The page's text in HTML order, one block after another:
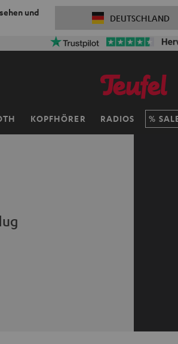
und
DEUTSCHLAND
KOPFHÖRER RADIOS